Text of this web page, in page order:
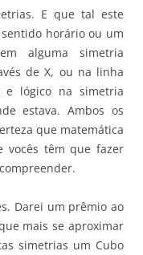
E que tal este
horário ou um
alguma simetria
de X, ou na linha
lógico na simetria
estava. Ambos os
que matemática
vocês têm que fazer
Darei um prêmio ao
mais se aproximar
simetrias um Cubo